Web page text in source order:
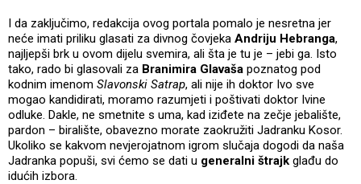
I da zaključimo, redakcija ovog portala pomalo je nesretna jer
neće imati priliku glasati za divnog čovjeka Andriju Hebranga,
najljepši brk u ovom dijelu svemira, ali šta je tu je – jebi ga. Isto
tako, rado bi glasovali za Branimira Glavaša poznatog pod
kodnim imenom Slavonski Satrap, ali nije ih doktor Ivo sve
mogao kandidirati, moramo razumjeti i poštivati doktor Ivine
odluke. Dakle, ne smetnite s uma, kad iziđete na zečje jebalište,
pardon – biralište, obavezno morate zaokružiti Jadranku Kosor.
Ukoliko se kakvom nevjerojatnom igrom slučaja dogodi da naša
Jadranka popuši, svi ćemo se dati u generalni štrajk glađu do
idućih izbora.